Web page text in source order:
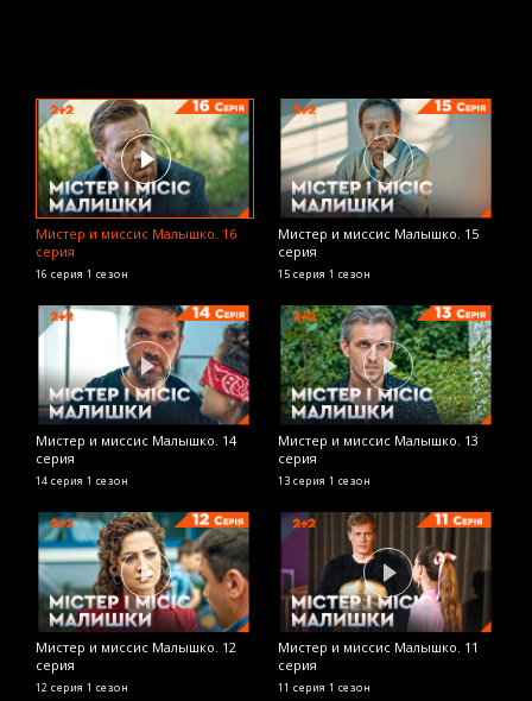
Мистер и миссис Малышко. 16
серия
16 серия 1 сезон
Мистер и миссис Малышко. 15
серия
15 серия 1 сезон
Мистер и миссис Малышко. 14
серия
14 серия 1 сезон
Мистер и миссис Малышко. 13
серия
13 серия 1 сезон
Мистер и миссис Малышко. 12
серия
12 серия 1 сезон
Мистер и миссис Малышко. 11
серия
11 серия 1 сезон